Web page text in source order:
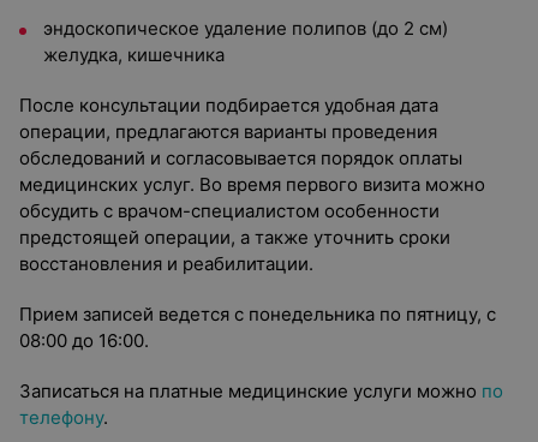
эндоскопическое удаление полипов (до 2 см)
желудка, кишечника
После консультации подбирается удобная дата
операции, предлагаются варианты проведения
обследований и согласовывается порядок оплаты
медицинских услуг. Во время первого визита можно
обсудить с врачом-специалистом особенности
предстоящей операции, а также уточнить сроки
восстановления и реабилитации.
Прием записей ведется с понедельника по пятницу, с
08:00 до 16:00.
Записаться на платные медицинские услуги можно по
телефону.